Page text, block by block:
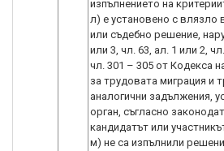
изпълнението на
л) е установено с влязло
или съдебно решение,
или 3, чл. 63, ал. 1 или 2,
чл. 301 – 305 от Кодекса
за трудовата миграция и
аналогични задължения,
орган, съгласно
кандидатът или
м) не са изпълнили